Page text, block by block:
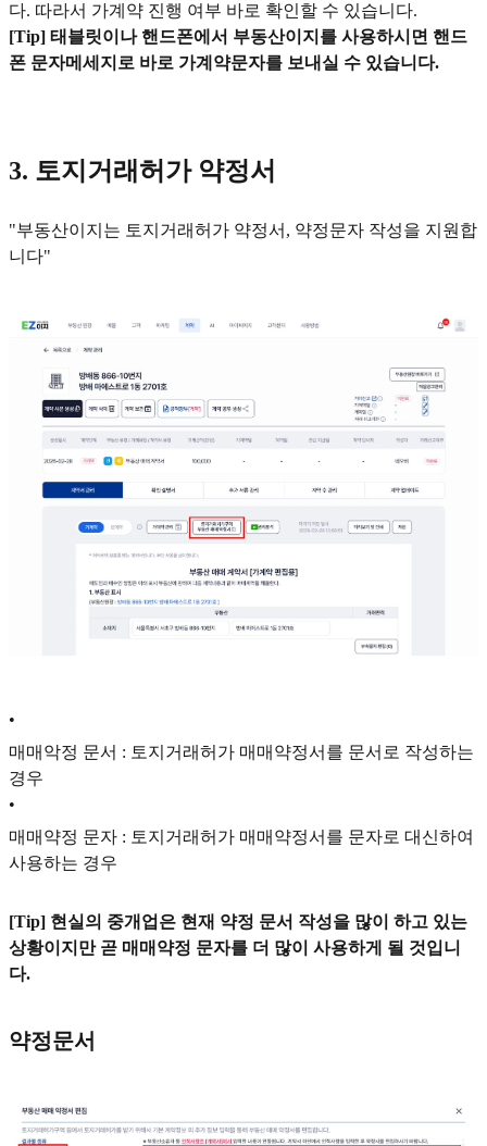
다. 따라서 가계약 진행 여부 바로 확인할 수 있습니다.
[Tip] 태블릿이나 핸드폰에서 부동산이지를 사용하시면 핸드
폰 문자메세지로 바로 가계약문자를 보내실 수 있습니다.
3. 토지거래허가 약정서
"부동산이지는 토지거래허가 약정서, 약정문자 작성을 지원합
니다"
•
매매악정 문서 : 토지거래허가 매매약정서를 문서로 작성하는
경우
•
매매약정 문자 : 토지거래허가 매매약정서를 문자로 대신하여
사용하는 경우
[Tip] 현실의 중개업은 현재 약정 문서 작성을 많이 하고 있는
상황이지만 곧 매매약정 문자를 더 많이 사용하게 될 것입니
다.
약정문서